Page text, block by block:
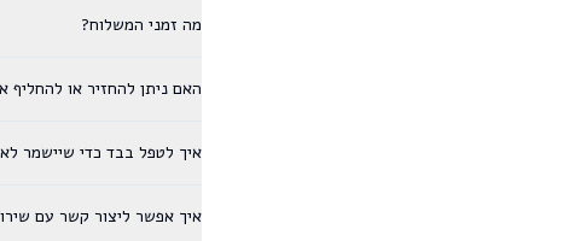
מה זמני המשלוח?
האם ניתן להחזיר או להחליף
איך לטפל בבד כדי שיישמר
איך אפשר ליצור קשר עם